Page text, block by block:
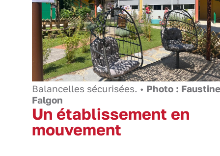
Balancelles sécurisées. • Photo : Faustine
Falgon
Un établissement en
mouvement